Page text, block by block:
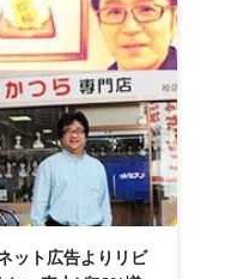
ット広告よりリビ